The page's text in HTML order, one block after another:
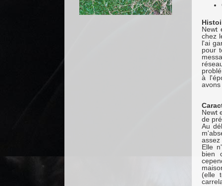
Newt
chez
l'ai
pour
à
Newt
de
Au
assez
Elle
bien
(elle